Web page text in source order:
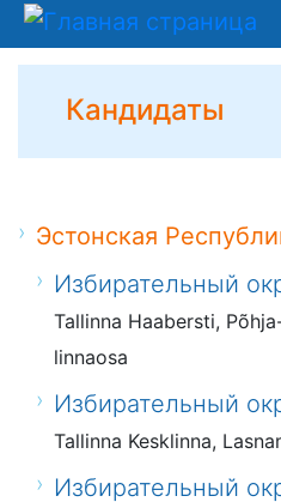
Кандидаты
Эстонская
Избирательный
Tallinna Haabersti,
linnaosa
Избирательный
Tallinna Kesklinna,
Избирательный